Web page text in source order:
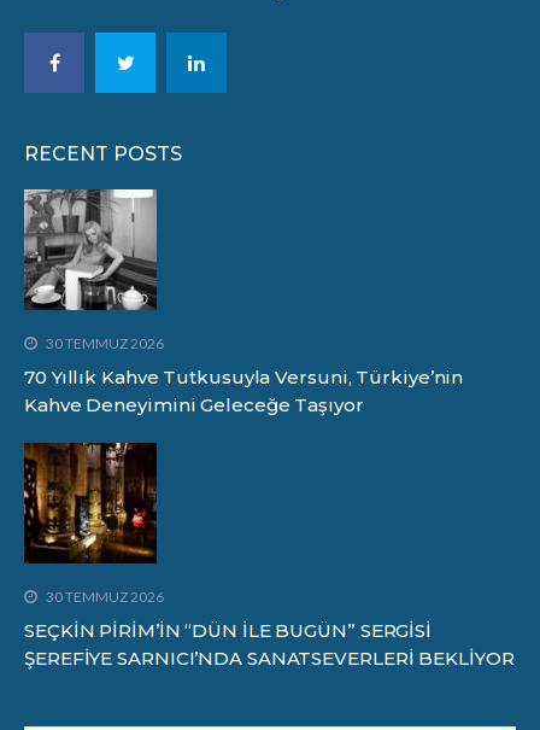
RECENT POSTS
30 TEMMUZ 2026
70 Yıllık Kahve Tutkusuyla Versuni, Türkiye’nin
Kahve Deneyimini Geleceğe Taşıyor
30 TEMMUZ 2026
SEÇKİN PİRİM’İN “DÜN İLE BUGÜN” SERGİSİ
ŞEREFİYE SARNICI’NDA SANATSEVERLERİ BEKLİYOR